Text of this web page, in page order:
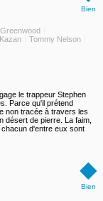
Bien
Tommy Nelson
le trappeur Stephen
Parce qu'il prétend
non tracée à travers les
désert de pierre. La faim,
d'entre eux sont
◆
Bien